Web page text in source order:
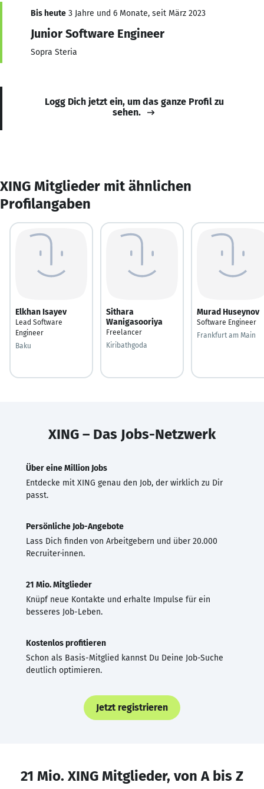
Bis heute 3 Jahre und 6 Monate, seit März 2023
Junior Software Engineer
Sopra Steria
Logg Dich jetzt ein, um das ganze Profil zu
sehen.
XING Mitglieder mit ähnlichen
Profilangaben
Elkhan Isayev
Lead Software
Engineer
Baku
Sithara
Wanigasooriya
Freelancer
Kiribathgoda
Murad Huseynov
Software Engineer
Frankfurt am Main
XING – Das Jobs-Netzwerk
Über eine Million Jobs
Entdecke mit XING genau den Job, der wirklich zu Dir
passt.
Persönliche Job-Angebote
Lass Dich finden von Arbeitgebern und über 20.000
Recruiter·innen.
21 Mio. Mitglieder
Knüpf neue Kontakte und erhalte Impulse für ein
besseres Job-Leben.
Kostenlos profitieren
Schon als Basis-Mitglied kannst Du Deine Job-Suche
deutlich optimieren.
Jetzt registrieren
21 Mio. XING Mitglieder, von A bis Z